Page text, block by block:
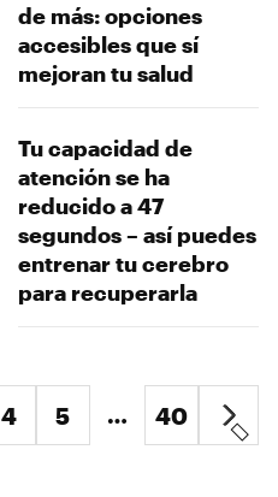
de más: opciones
accesibles que sí
mejoran tu salud
Tu capacidad de
atención se ha
reducido a 47
segundos – así puedes
entrenar tu cerebro
para recuperarla
4 5 … 40